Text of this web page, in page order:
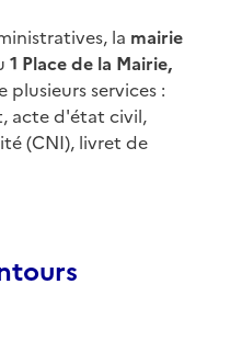
la mairie
1 Place de la Mairie,
plusieurs services :
acte d'état civil,
(CNI), livret de